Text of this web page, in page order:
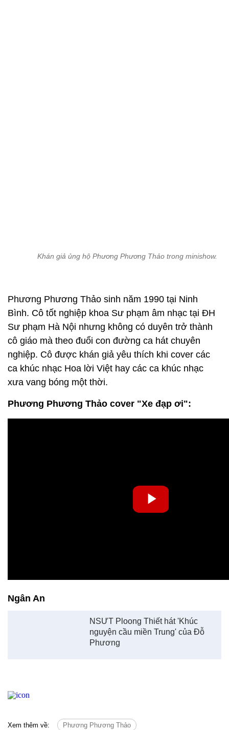
Khán giả ủng hộ Phương Phương Thảo trong minishow.
Phương Phương Thảo sinh năm 1990 tại Ninh
Bình. Cô tốt nghiệp khoa Sư phạm âm nhạc tại ĐH
Sư phạm Hà Nội nhưng không có duyên trở thành
cô giáo mà theo đuổi con đường ca hát chuyên
nghiệp. Cô được khán giả yêu thích khi cover các
ca khúc nhạc Hoa lời Việt hay các ca khúc nhạc
xưa vang bóng một thời.
Phương Phương Thảo cover "Xe đạp ơi":
Ngân An
NSƯT Ploong Thiết hát 'Khúc
nguyện cầu miền Trung' của Đỗ
Phương
Xem thêm về: Phương Phương Thảo